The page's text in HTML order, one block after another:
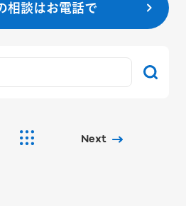
相談はお電話で
Next